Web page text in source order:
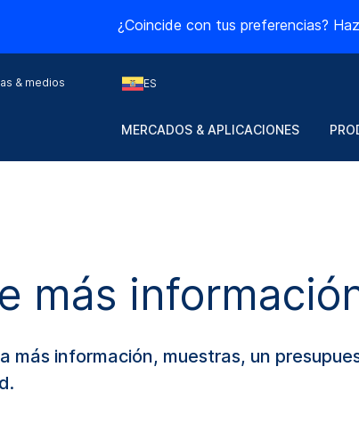
¿Coincide con tus preferencias?
& medios ES
MERCADOS & APLICACIONES
más
más información, muestras, un